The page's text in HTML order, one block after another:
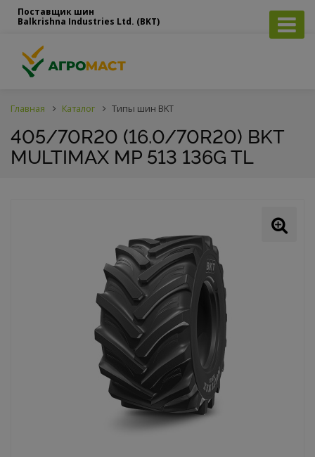
Поставщик шин
Balkrishna Industries Ltd. (BKT)
Главная Каталог Типы шин BKT
405/70R20 (16.0/70R20) BKT
MULTIMAX MP 513 136G TL